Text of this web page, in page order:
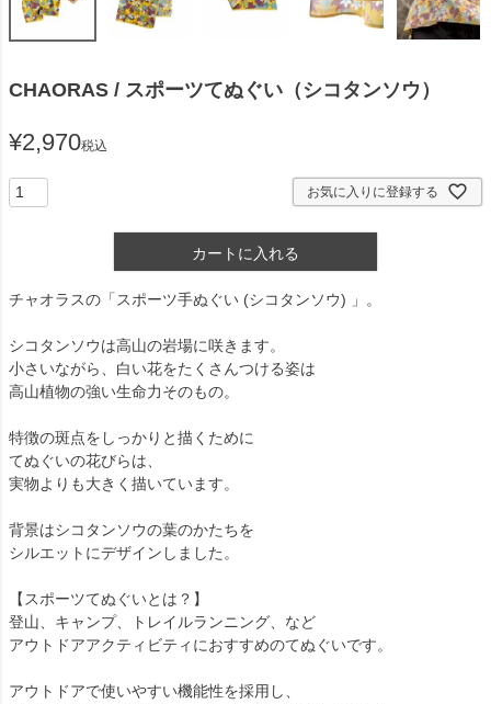
CHAORAS / スポーツてぬぐい（シコタンソウ）
¥2,970税込
お気に入りに登録する
カートに入れる
チャオラスの「スポーツ手ぬぐい (シコタンソウ) 」。
シコタンソウは高山の岩場に咲きます。
小さいながら、白い花をたくさんつける姿は
高山植物の強い生命力そのもの。
特徴の斑点をしっかりと描くために
てぬぐいの花びらは、
実物よりも大きく描いています。
背景はシコタンソウの葉のかたちを
シルエットにデザインしました。
【スポーツてぬぐいとは？】
登山、キャンプ、トレイルランニング、など
アウトドアアクティビティにおすすめのてぬぐいです。
アウトドアで使いやすい機能性を採用し、